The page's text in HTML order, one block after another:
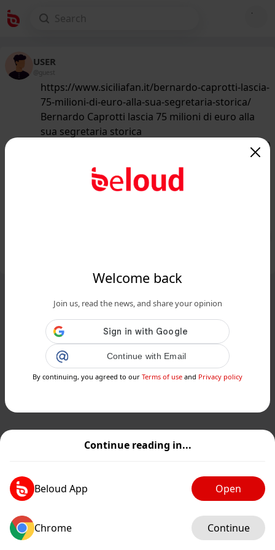
Continue reading in...
Beloud App Open
Chrome Continue
Welcome back
Join us, read the news, and share your opinion
Continue with Email
By continuing, you agreed to our Terms of use and Privacy policy
USER
@guest
https://www.siciliafan.it/bernardo-caprotti-lascia-
75-milioni-di-euro-alla-sua-segretaria-storica/
Bernardo Caprotti lascia 75 milioni di euro alla
sua segretaria storica
/50
È la segretaria più fortunata al
mondo: 75 milioni di euro nel